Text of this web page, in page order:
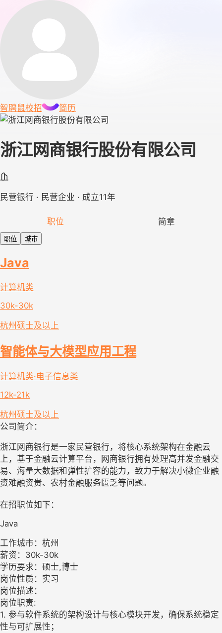
智聘鼠校招 简历
浙江网商银行股份有限公司
民营银行 · 民营企业 · 成立11年
职位 简章
职位 城市
Java
计算机类
30k-30k
杭州 硕士及以上
智能体与大模型应用工程
计算机类·电子信息类
12k-21k
杭州 硕士及以上
公司简介：
浙江网商银行是一家民营银行，将核心系统架构在金融云
上，基于金融云计算平台，网商银行拥有处理高并发金融交
易、海量大数据和弹性扩容的能力，致力于解决小微企业融
资难融资贵、农村金融服务匮乏等问题。
在招职位如下：
Java
工作城市：杭州
薪资：30k-30k
学历要求：硕士,博士
岗位性质：实习
岗位描述：
岗位职责:
1. 参与软件系统的架构设计与核心模块开发，确保系统稳定
性与可扩展性；